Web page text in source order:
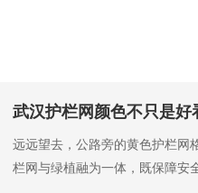
武汉护栏网颜色不只是
远远望去，公路旁的黄色护栏网
栏网与绿植融为一体，既保障安